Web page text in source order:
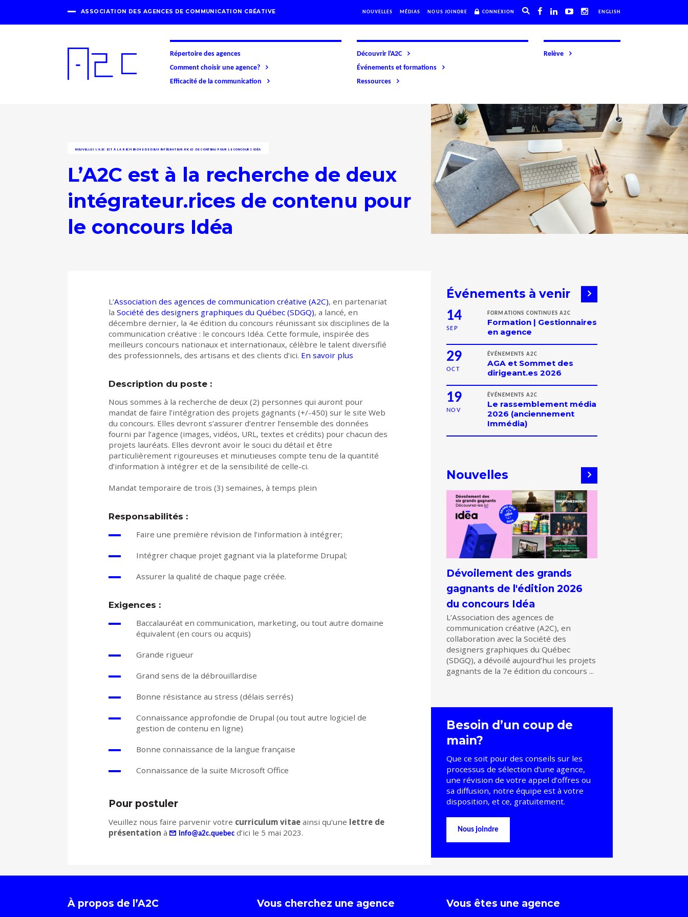
ASSOCIATION DES AGENCES DE COMMUNICATION CRÉATIVE NOUVELLES MÉDIAS NOUS JOINDRE CONNEXION ENGLISH
Répertoire des agences
Comment choisir une agence?
Efficacité de la communication
Découvrir l'A2C
Événements et formations
Ressources
Relève
NOUVELLES L’A2C EST À LA RECHERCHE DE DEUX INTÉGRATEUR.RICES DE CONTENU POUR LE CONCOURS IDÉA
L’A2C est à la recherche de deux
intégrateur.rices de contenu pour
le concours Idéa
L’Association des agences de communication créative (A2C), en partenariat
la Société des designers graphiques du Québec (SDGQ), a lancé, en
décembre dernier, la 4e édition du concours réunissant six disciplines de la
communication créative : le concours Idéa. Cette formule, inspirée des
meilleurs concours nationaux et internationaux, célèbre le talent diversifié
des professionnels, des artisans et des clients d’ici. En savoir plus
Description du poste :
Nous sommes à la recherche de deux (2) personnes qui auront pour
mandat de faire l’intégration des projets gagnants (+/-450) sur le site Web
du concours. Elles devront s’assurer d’entrer l’ensemble des données
fourni par l’agence (images, vidéos, URL, textes et crédits) pour chacun des
projets lauréats. Elles devront avoir le souci du détail et être
particulièrement rigoureuses et minutieuses compte tenu de la quantité
d’information à intégrer et de la sensibilité de celle-ci.
Mandat temporaire de trois (3) semaines, à temps plein
Responsabilités :
Faire une première révision de l’information à intégrer;
Intégrer chaque projet gagnant via la plateforme Drupal;
Assurer la qualité de chaque page créée.
Exigences :
Baccalauréat en communication, marketing, ou tout autre domaine
équivalent (en cours ou acquis)
Grande rigueur
Grand sens de la débrouillardise
Bonne résistance au stress (délais serrés)
Connaissance approfondie de Drupal (ou tout autre logiciel de
gestion de contenu en ligne)
Bonne connaissance de la langue française
Connaissance de la suite Microsoft Office
Pour postuler
Veuillez nous faire parvenir votre curriculum vitae ainsi qu’une lettre de
présentation à info@a2c.quebec d’ici le 5 mai 2023.
Événements à venir
14
SEP
FORMATIONS CONTINUES A2C
Formation | Gestionnaires
en agence
29
OCT
ÉVÉNEMENTS A2C
AGA et Sommet des
dirigeant.es 2026
19
NOV
ÉVÉNEMENTS A2C
Le rassemblement média
2026 (anciennement
Immédia)
Nouvelles
Dévoilement des grands
gagnants de l'édition 2026
du concours Idéa
L’Association des agences de
communication créative (A2C), en
collaboration avec la Société des
designers graphiques du Québec
(SDGQ), a dévoilé aujourd’hui les projets
gagnants de la 7e édition du concours ...
Besoin d’un coup de
main?
Que ce soit pour des conseils sur les
processus de sélection d’une agence,
une révision de votre appel d’offres ou
sa diffusion, notre équipe est à votre
disposition, et ce, gratuitement.
Nous joindre
À propos de l’A2C Vous cherchez une agence Vous êtes une agence